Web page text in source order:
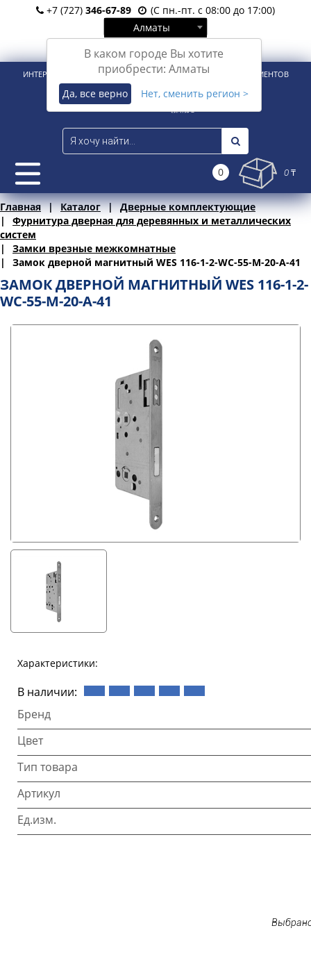
+7 (727) 346-67-89
(С пн.-пт. с 08:00 до 17:00)
Алматы
В каком городе Вы хотите
приобрести: Алматы
Да, все верно Нет, сменить регион >
Вход Регистрация
ИНТЕРНЕТ-МАГАЗИН ДЛЯ РОЗНИЧНЫХ И КОРПОРАТИВНЫХ КЛИЕНТОВ
0 0 ₸
Главная Каталог
Дверные комплектующие
Фурнитура дверная для деревянных и металлических
систем
Замки врезные межкомнатные
Замок дверной магнитный WES 116-1-2-WC-55-M-20-A-41
ЗАМОК ДВЕРНОЙ МАГНИТНЫЙ WES 116-1-2-
WC-55-M-20-A-41
Характеристики:
В наличии:
Бренд
Цвет
Тип товара
Артикул
Ед.изм.